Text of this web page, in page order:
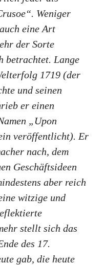
Weniger
eine Art
der Sorte
betrachtet. Lange
1719 (der
und seinen
er einen
„Upon
veröffentlicht). Er
nach, dem
Geschäftsideen
aber reich
witzige und
stellt sich das
des 17.
gab, die heute